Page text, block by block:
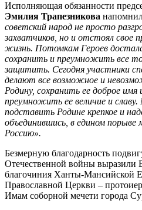
Исполняющая обязанности
Эмилия Трапезникова
советский народ не просто
захватчиков, но и отстоял свое
жизнь. Потомкам Героев
сохранить и преумножить все
защитить. Сегодня участники
делают все возможное и
Родину, сохранить ее доброе
преумножить ее величие и
подставить Родине крепкое и
объединившись, в едином
Россию».
Безмерную благодарность
Отечественной войны выразили
благочиния Ханты-Мансийской
Православной Церкви –
Имам соборной мечети города